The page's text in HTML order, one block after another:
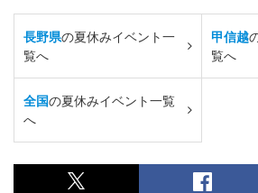
長野県の夏休みイベント一
覧へ
甲信越
覧へ
全国の夏休みイベント一覧
へ